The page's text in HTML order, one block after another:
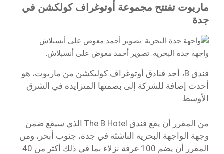
ماريوت تفتتح مجموعة أوتوغراف كولكشن في
جدة
واجهة جدة البحرية. تصوير أحمد معوض على أنسبلاش.
فندق B، أحد فنادق أوتوغراف كوليكشن من ماريوت، هو
أحدث إضافة للشركة إلى بصمتها المتزايدة في الشرق
الأوسط.
من المقرر أن يقع فندق The B Hotel الذي سيقع ضمن
وجهة الواجهة البحرية الناشئة في جدة، جنوب أبحر، ومن
المقرر أن يضم 100 غرفة نزلاء بما في ذلك أكثر من 40